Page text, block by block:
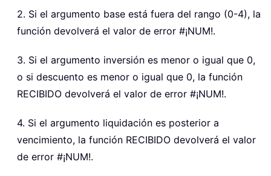
2. Si el argumento base está fuera del rango (0-4), la
función devolverá el valor de error #¡NUM!.
3. Si el argumento inversión es menor o igual que 0,
o si descuento es menor o igual que 0, la función
RECIBIDO devolverá el valor de error #¡NUM!.
4. Si el argumento liquidación es posterior a
vencimiento, la función RECIBIDO devolverá el valor
de error #¡NUM!.